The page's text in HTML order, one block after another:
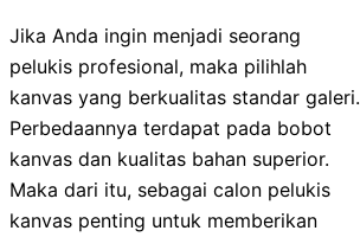
Jika Anda ingin menjadi seorang
pelukis profesional, maka pilihlah
kanvas yang berkualitas standar galeri.
Perbedaannya terdapat pada bobot
kanvas dan kualitas bahan superior.
Maka dari itu, sebagai calon pelukis
kanvas penting untuk memberikan